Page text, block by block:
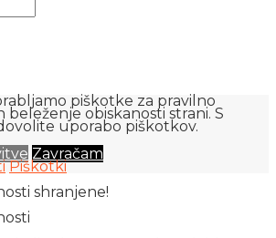
piškotke za pravilno
beleženje obiskanosti strani. S
uporabo piškotkov.
Zavračam
Piškotki
shranjene!